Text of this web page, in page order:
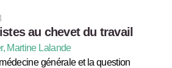
au chevet du travail
Martine Lalande
générale et la question